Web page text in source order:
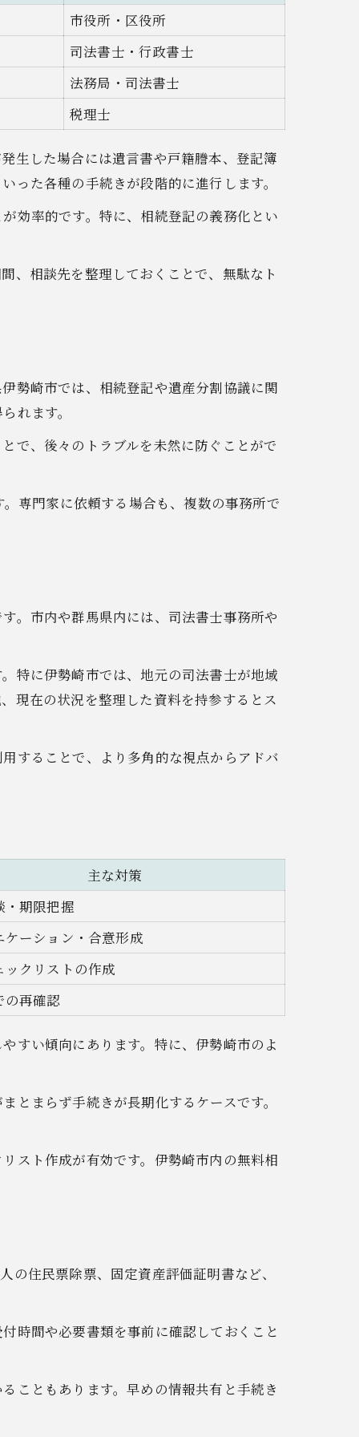
市役所・区役所
司法書士・行政書士
法務局・司法書士
税理士
生した場合には遺言書や戸籍謄本、登記簿
た各種の手続きが段階的に進行します。
効率的です。特に、相続登記の義務化とい
、相談先を整理しておくことで、無駄なト
勢崎市では、相続登記や遺産分割協議に関
れます。
で、後々のトラブルを未然に防ぐことがで
専門家に依頼する場合も、複数の事務所で
。市内や群馬県内には、司法書士事務所や
特に伊勢崎市では、地元の司法書士が地域
現在の状況を整理した資料を持参するとス
することで、より多角的な視点からアドバ
主な対策
・期限把握
ケーション・合意形成
ックリストの作成
の再確認
すい傾向にあります。特に、伊勢崎市のよ
とまらず手続きが長期化するケースです。
スト作成が有効です。伊勢崎市内の無料相
住民票除票、固定資産評価証明書など、
時間や必要書類を事前に確認しておくこと
こともあります。早めの情報共有と手続き